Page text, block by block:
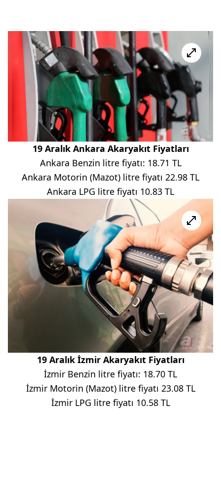
19 Aralık Ankara Akaryakıt Fiyatları
Ankara Benzin litre fiyatı: 18.71 TL
Ankara Motorin (Mazot) litre fiyatı 22.98 TL
Ankara LPG litre fiyatı 10.83 TL
19 Aralık İzmir Akaryakıt Fiyatları
İzmir Benzin litre fiyatı: 18.70 TL
İzmir Motorin (Mazot) litre fiyatı 23.08 TL
İzmir LPG litre fiyatı 10.58 TL